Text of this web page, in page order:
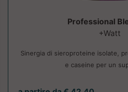
Professional
+Watt
Sinergia di sieroproteine isolate,
e caseine per un